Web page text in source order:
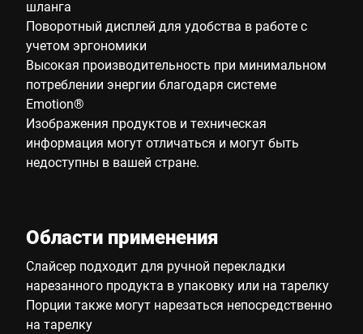
шланга
Поворотный дисплей для удобства в работе с
учетом эргономики
Высокая производительность при минимальном
потреблении энергии благодаря системе
Emotion®
Изображения продуктов и техническая
информация могут отличаться и могут быть
недоступны в вашей стране.
Области применения
Слайсер подходит для ручной перекладки
нарезанного продукта в упаковку или на тарелку
Порции также могут нарезаться непосредственно
на тарелку